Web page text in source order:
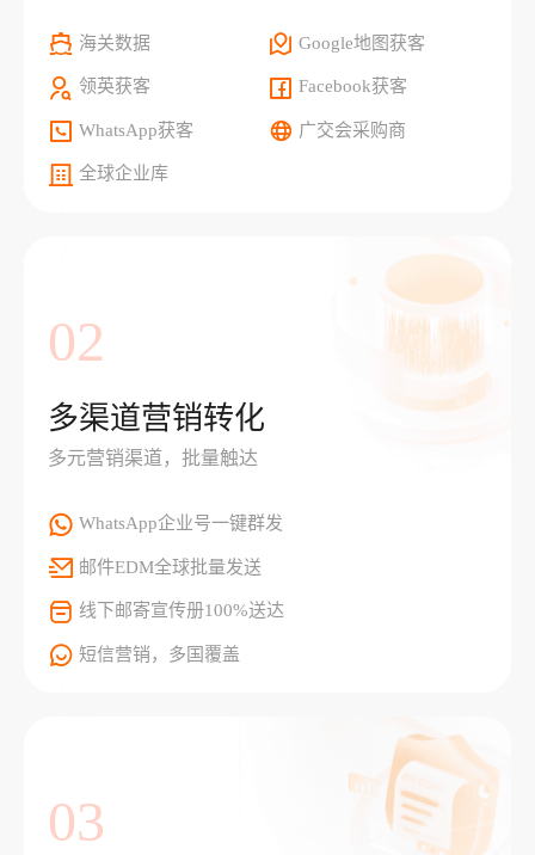
海关数据 Google地图获客
领英获客 Facebook获客
WhatsApp获客 广交会采购商
全球企业库
02
多渠道营销转化
多元营销渠道，批量触达
WhatsApp企业号一键群发
邮件EDM全球批量发送
线下邮寄宣传册100%送达
短信营销，多国覆盖
03